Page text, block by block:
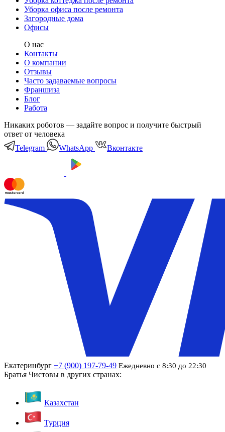
Уборка офиса после ремонта
Загородные дома
Офисы
О нас
Контакты
О компании
Отзывы
Часто задаваемые вопросы
Франшиза
Блог
Работа
Никаких роботов — задайте вопрос и получите быстрый
ответ от человека
Telegram
WhatsApp Вконтакте
Екатеринбург +7 (900) 197-79-49 Ежедневно с 8:30 до 22:30
Братья Чистовы в других странах:
Казахстан
Турция